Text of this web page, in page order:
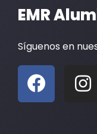
EMR
Síguenos en
F
a
c
I
n